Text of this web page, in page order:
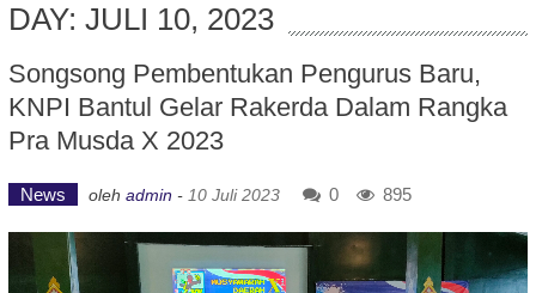
DAY: JULI 10, 2023
Songsong Pembentukan Pengurus Baru,
KNPI Bantul Gelar Rakerda Dalam Rangka
Pra Musda X 2023
News oleh admin - 10 Juli 2023 0 895